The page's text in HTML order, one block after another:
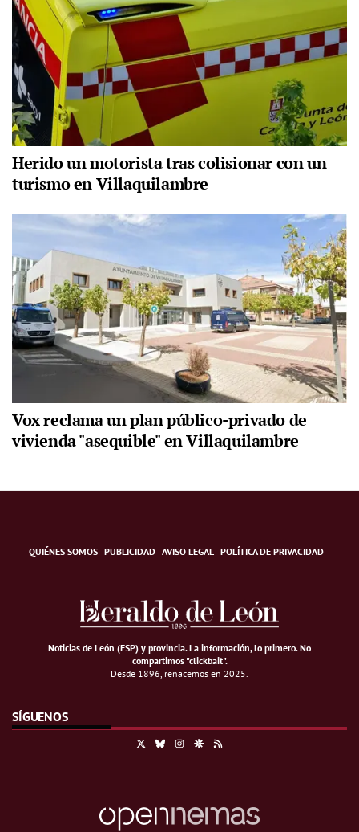
Herido un motorista tras colisionar con un
turismo en Villaquilambre
Vox reclama un plan público-privado de
vivienda "asequible" en Villaquilambre
QUIÉNES SOMOS PUBLICIDAD AVISO LEGAL POLÍTICA DE PRIVACIDAD
Noticias de León (ESP) y provincia. La información, lo primero.No
compartimos "clickbait".
Desde 1896, renacemos en 2025.
SÍGUENOS
BlueskyInstagramGoogle Discover